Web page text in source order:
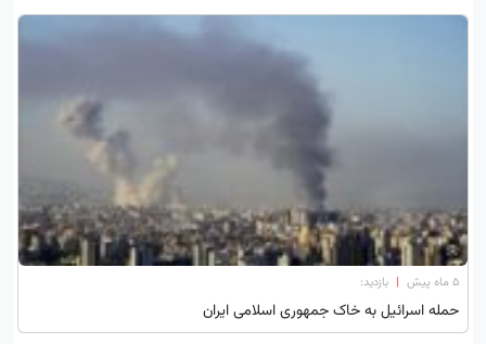
۵ ماه پیش | بازدید:
حمله اسرائیل به خاک جمهوری اسلامی ایران